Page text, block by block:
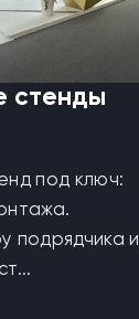
стенды
под ключ:
подрядчика и